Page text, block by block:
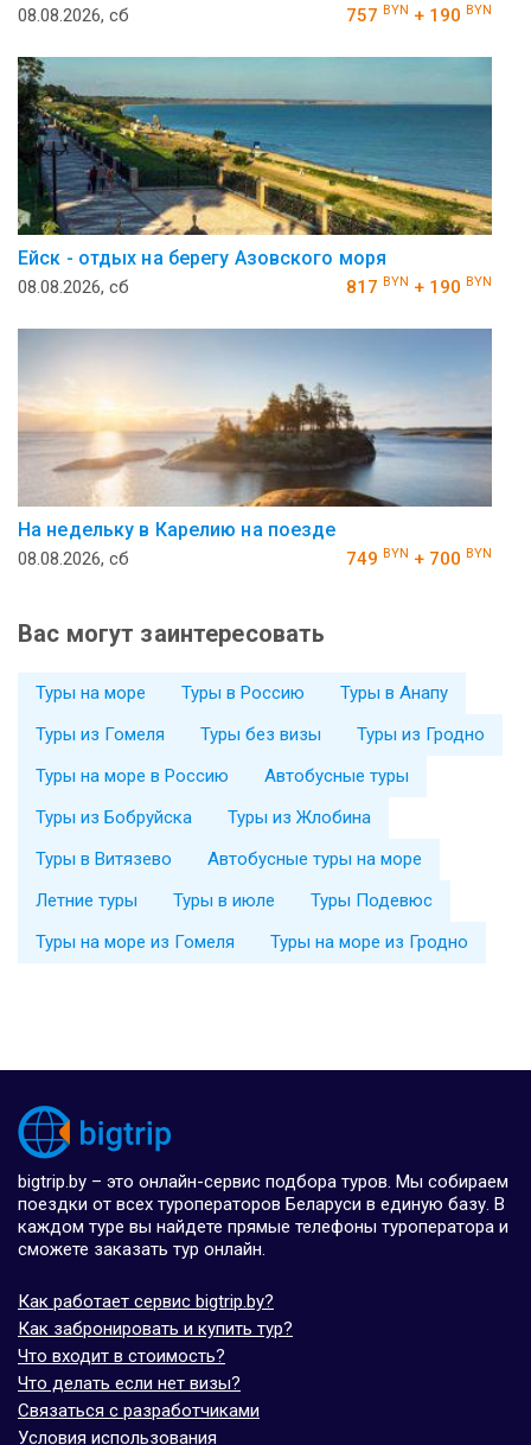
08.08.2026, сб 757 BYN + 190 BYN
Ейск - отдых на берегу Азовского моря
08.08.2026, сб 817 BYN + 190 BYN
На недельку в Карелию на поезде
08.08.2026, сб 749 BYN + 700 BYN
Вас могут заинтересовать
Туры на море Туры в Россию
Туры в Анапу
Туры из Гомеля
Туры без визы
Туры из Гродно
Туры на море в Россию
Автобусные туры
Туры из Бобруйска
Туры из Жлобина
Туры в Витязево
Автобусные туры на море
Летние туры
Туры в июле
Туры Подевюс
Туры на море из Гомеля
Туры на море из Гродно
bigtrip.by – это онлайн-сервис подбора туров. Мы собираем
поездки от всех туроператоров Беларуси в единую базу. В
каждом туре вы найдете прямые телефоны туроператора и
сможете заказать тур онлайн.
Как работает сервис bigtrip.by?
Как забронировать и купить тур?
Что входит в стоимость?
Что делать если нет визы?
Связаться с разработчиками
Условия использования